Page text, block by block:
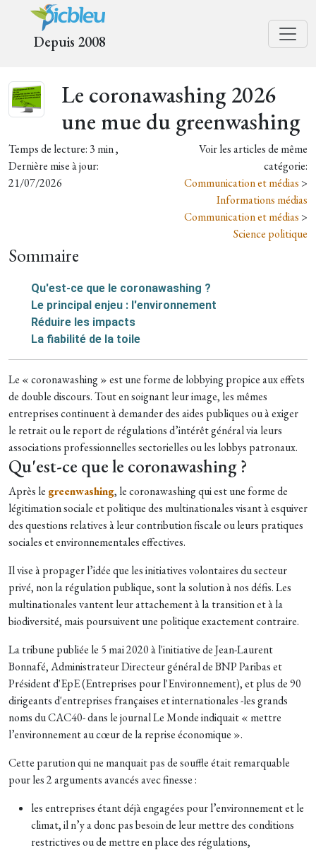
Depuis 2008
Le coronawashing 2026
une mue du greenwashing
Temps de lecture: 3 min ,
Dernière mise à jour:
21/07/2026
Voir les articles de même
catégorie:
Communication et médias >
Informations médias
Communication et médias >
Science politique
Sommaire
Qu'est-ce que le coronawashing ?
Le principal enjeu : l'environnement
Réduire les impacts
La fiabilité de la toile
Le « coronawashing » est une forme de lobbying propice aux effets
de double discours. Tout en soignant leur image, les mêmes
entreprises continuent à demander des aides publiques ou à exiger
le retrait ou le report de régulations d’intérêt général via leurs
associations professionnelles sectorielles ou les lobbys patronaux.
Qu'est-ce que le coronawashing ?
Après le greenwashing, le coronawashing qui est une forme de
légitimation sociale et politique des multinationales visant à esquiver
des questions relatives à leur contribution fiscale ou leurs pratiques
sociales et environnementales effectives.
Il vise à propager l’idée que les initiatives volontaires du secteur
privé, non la régulation publique, sont la solution à nos défis. Les
multinationales vantent leur attachement à la transition et à la
biodiversité, mais poursuivent une politique exactement contraire.
La tribune publiée le 5 mai 2020 à l'initiative de Jean-Laurent
Bonnafé, Administrateur Directeur général de BNP Paribas et
Président d'EpE (Entreprises pour l'Environnement), et plus de 90
dirigeants d'entreprises françaises et internationales -les grands
noms du CAC40- dans le journal Le Monde indiquait « mettre
l’environnement au cœur de la reprise économique ».
Cette parution qui ne manquait pas de souffle était remarquable
pour les 2 arguments avancés avec finesse :
les entreprises étant déjà engagées pour l’environnement et le
climat, il n’y a donc pas besoin de leur mettre des conditions
restrictives ou de mettre en place des régulations,